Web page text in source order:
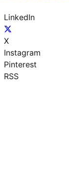
LinkedIn
X
Instagram
Pinterest
RSS